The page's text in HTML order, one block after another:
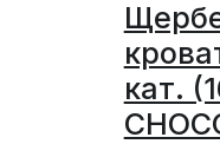
кат.